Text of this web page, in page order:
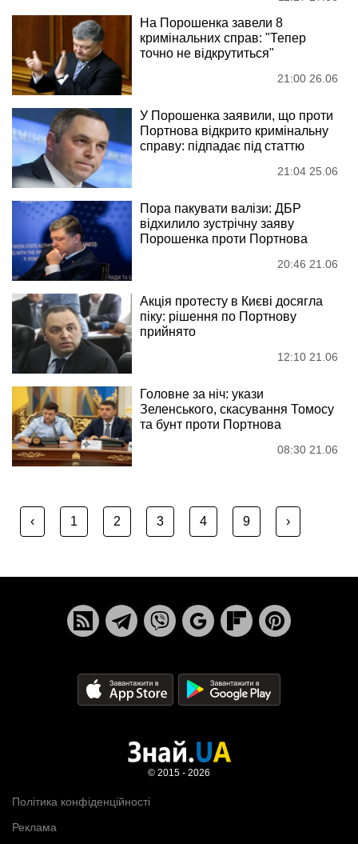
На Порошенка завели 8
кримінальних справ: "Тепер
точно не відкрутиться"
21:00 26.06
У Порошенка заявили, що проти
Портнова відкрито кримінальну
справу: підпадає під статтю
21:04 25.06
Пора пакувати валізи: ДБР
відхилило зустрічну заяву
Порошенка проти Портнова
20:46 21.06
Акція протесту в Києві досягла
піку: рішення по Портнову
прийнято
12:10 21.06
Головне за ніч: укази
Зеленського, скасування Томосу
та бунт проти Портнова
08:30 21.06
‹ 1 2 3 4 9 ›
Політика конфіденційності
Реклама
© 2015 - 2026